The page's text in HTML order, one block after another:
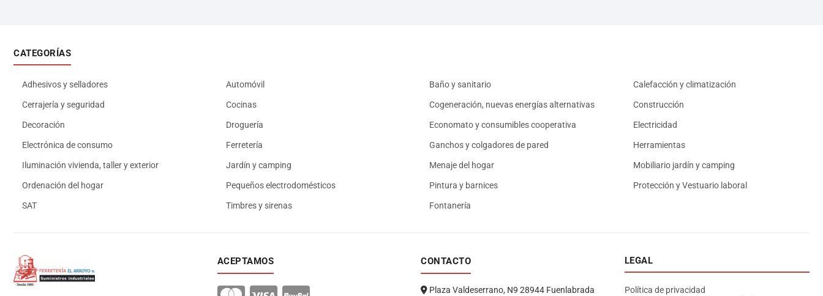
CATEGORÍAS
Adhesivos y selladores Automóvil Baño y sanitario Calefacción y climatización
Cerrajería y seguridad Cocinas Cogeneración, nuevas energías alternativas Construcción
Decoración Droguería Economato y consumibles cooperativa Electricidad
Electrónica de consumo Ferretería Ganchos y colgadores de pared Herramientas
Iluminación vivienda, taller y exterior Jardín y camping Menaje del hogar Mobiliario jardín y camping
Ordenación del hogar Pequeños electrodomésticos Pintura y barnices Protección y Vestuario laboral
SAT Timbres y sirenas Fontanería
ACEPTAMOS CONTACTO
Plaza Valdeserrano, N9 28944 Fuenlabrada
LEGAL
Política de privacidad
Asesor El Arroyo
En línea · responde en segundos